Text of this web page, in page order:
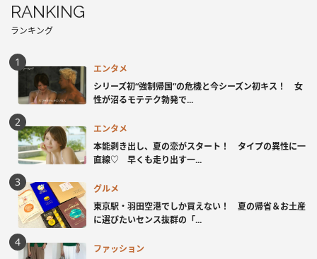
RANKING
ランキング
エンタメ
シリーズ初“強制帰国”の危機と今シーズン初キス！ 女
性が沼るモテテク勃発で...
エンタメ
本能剥き出し、夏の恋がスタート！ タイプの異性に一
直線♡ 早くも走り出す一...
グルメ
東京駅・羽田空港でしか買えない！ 夏の帰省＆お土産
に選びたいセンス抜群の「...
ファッション